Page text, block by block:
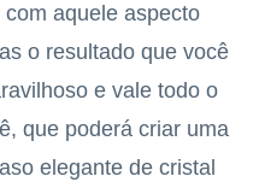
aquele aspecto
o resultado que você
e vale todo o
que poderá criar uma
elegante de cristal